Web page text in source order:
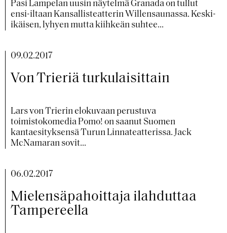
Pasi Lampelan uusin näytelmä Granada on tullut
ensi-iltaan Kansallisteatterin Willensaunassa. Keski-
ikäisen, lyhyen mutta kiihkeän suhtee...
09.02.2017
Von Trieriä turkulaisittain
Lars von Trierin elokuvaan perustuva
toimistokomedia Pomo! on saanut Suomen
kantaesityksensä Turun Linnateatterissa. Jack
McNamaran sovit...
06.02.2017
Mielensäpahoittaja ilahduttaa
Tampereella